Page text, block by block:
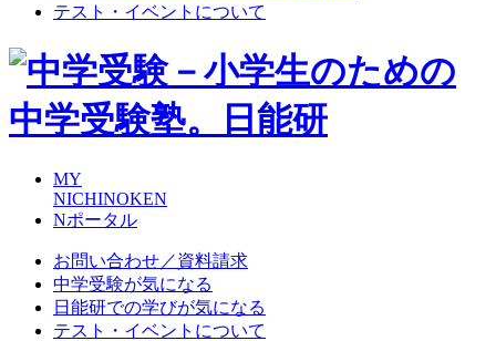
テスト・イベントについて
MY
NICHINOKEN
Nポータル
お問い合わせ／資料請求
中学受験が気になる
日能研での学びが気になる
テスト・イベントについて